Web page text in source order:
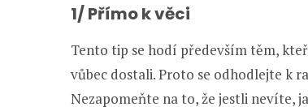
1/ Přímo k věci
Tento tip se hodí především těm,
vůbec dostali. Proto se odhodlejte k
Nezapomeňte na to, že jestli nevíte,